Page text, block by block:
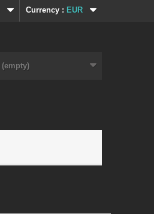
Currency : EUR
(empty)